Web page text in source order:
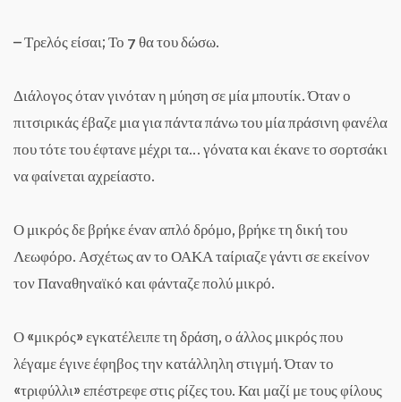
– Τρελός είσαι; Το 7 θα του δώσω.
Διάλογος όταν γινόταν η μύηση σε μία μπουτίκ. Όταν ο
πιτσιρικάς έβαζε μια για πάντα πάνω του μία πράσινη φανέλα
που τότε του έφτανε μέχρι τα… γόνατα και έκανε το σορτσάκι
να φαίνεται αχρείαστο.
Ο μικρός δε βρήκε έναν απλό δρόμο, βρήκε τη δική του
Λεωφόρο. Ασχέτως αν το ΟΑΚΑ ταίριαζε γάντι σε εκείνον
τον Παναθηναϊκό και φάνταζε πολύ μικρό.
Ο «μικρός» εγκατέλειπε τη δράση, ο άλλος μικρός που
λέγαμε έγινε έφηβος την κατάλληλη στιγμή. Όταν το
«τριφύλλι» επέστρεφε στις ρίζες του. Και μαζί με τους φίλους